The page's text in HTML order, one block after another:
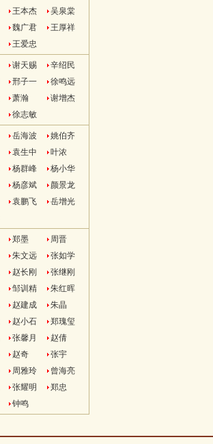
王本杰
吴泉棠
魏广君
王厚祥
王爱忠
谢天赐
辛绍民
邢子一
徐鸣远
萧瀚
谢增杰
徐志敏
岳海波
姚伯齐
袁生中
叶浓
杨群峰
杨小华
杨彦斌
颜景龙
袁鹏飞
岳增光
郑墨
周晋
朱文远
张如学
赵长刚
张继刚
邹训精
朱红晖
赵建成
朱晶
赵小石
郑瑰玺
张馨月
赵倩
赵奇
张宇
周雅玲
曾海亮
张耀明
郑忠
钟鸣